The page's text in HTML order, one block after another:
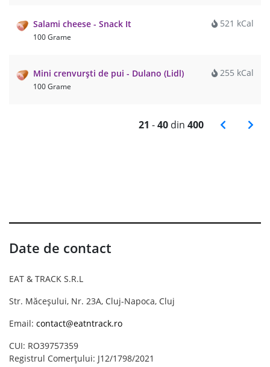
Salami cheese - Snack It
100 Grame
521 kCal
Mini crenvurști de pui - Dulano (Lidl)
100 Grame
255 kCal
21 -40 din 400
Date de contact
EAT & TRACK S.R.L
Str. Măceșului, Nr. 23A, Cluj-Napoca, Cluj
Email: contact@eatntrack.ro
CUI: RO39757359
Registrul Comerțului: J12/1798/2021